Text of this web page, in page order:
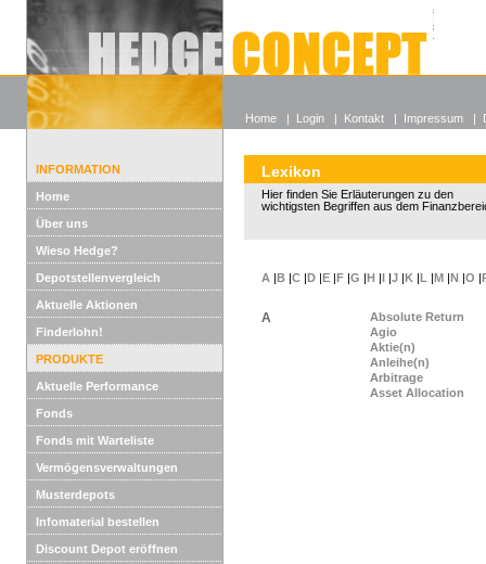
Alle
Wieso
INFORMATION
Home
Über uns
Wieso Hedge?
Depotstellenvergleich
Aktuelle Aktionen
Finderlohn!
PRODUKTE
Aktuelle Performance
Fonds
Fonds mit Warteliste
Vermögensverwaltungen
Musterdepots
Infomaterial bestellen
Discount Depot eröffnen
Lexikon
Hier finden Sie Erläuterungen zu den
wichtigsten Begriffen aus dem
A |B |C |D |E |F |G |H |I |J |K |L |M |N |O |
A
Absolute Return
Agio
Aktie(n)
Anleihe(n)
Arbitrage
Asset Allocation
Home | Login | Kontakt | Impressum |